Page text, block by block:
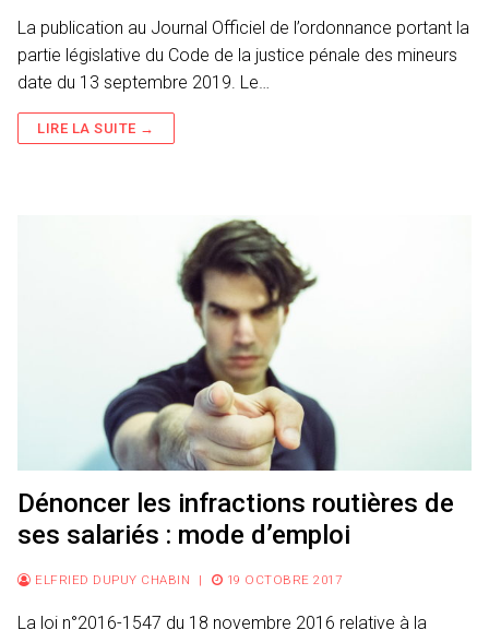
La publication au Journal Officiel de l’ordonnance portant la
partie législative du Code de la justice pénale des mineurs
date du 13 septembre 2019. Le…
LIRE LA SUITE →
Dénoncer les infractions routières de
ses salariés : mode d’emploi
ELFRIED DUPUY CHABIN | 19 OCTOBRE 2017
La loi n°2016-1547 du 18 novembre 2016 relative à la